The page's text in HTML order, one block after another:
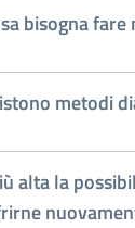
bisogna
metodi
alta la